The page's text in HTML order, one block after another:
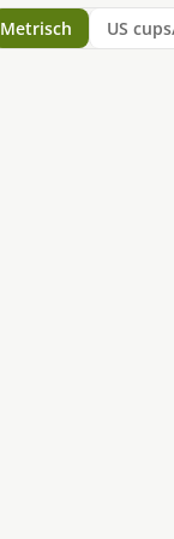
Metrisch US